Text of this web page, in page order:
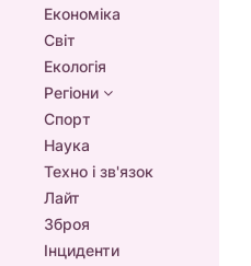
Економіка
Світ
Екологія
Регіони
Спорт
Наука
Техно і зв'язок
Лайт
Зброя
Інциденти